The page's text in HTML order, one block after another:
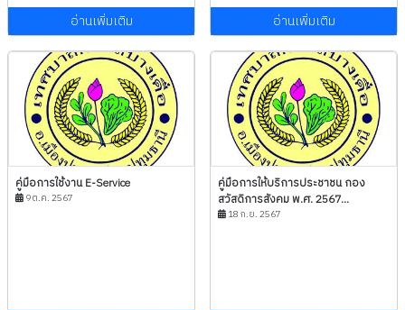
อ่านเพิ่มเติม อ่านเพิ่มเติม
คู่มือการใช้งาน E-Service
9 ต.ค. 2567
คู่มือการให้บริการประชาชน กอง
สวัสดิการสังคม พ.ศ. 2567...
18 ก.ย. 2567